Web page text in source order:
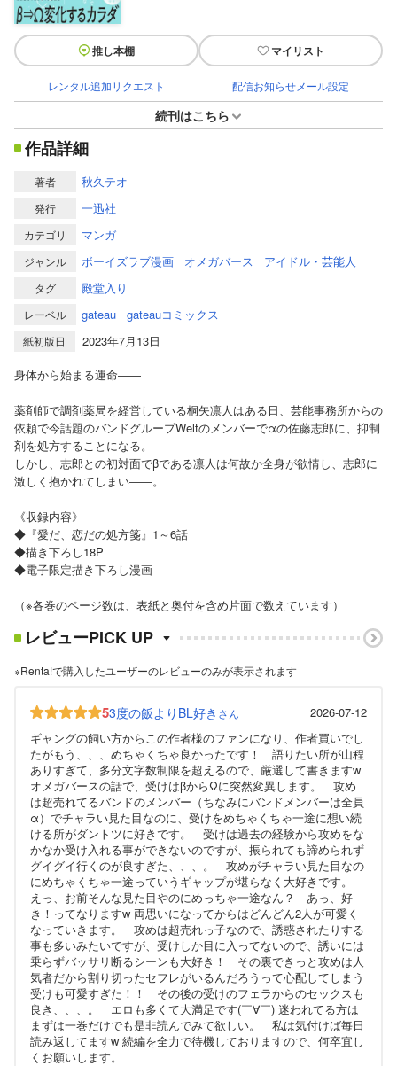
推し本棚 マイリスト
レンタル追加リクエスト 配信お知らせメール設定
続刊はこちら
作品詳細
著者 秋久テオ
発行 一迅社
カテゴリ マンガ
ジャンル ボーイズラブ漫画 オメガバース アイドル・芸能人
タグ 殿堂入り
レーベル gateau gateauコミックス
紙初版日
2023年7月13日
身体から始まる運命――
薬剤師で調剤薬局を経営している桐矢凛人はある日、芸能事務所からの
依頼で今話題のバンドグループWeltのメンバーでαの佐藤志郎に、抑制
剤を処方することになる。
しかし、志郎との初対面でβである凛人は何故か全身が欲情し、志郎に
激しく抱かれてしまい――。
《収録内容》
◆『愛だ、恋だの処方箋』1～6話
◆描き下ろし18P
◆電子限定描き下ろし漫画
（※各巻のページ数は、表紙と奥付を含め片面で数えています）
レビューPICK UP
※Renta!で購入したユーザーのレビューのみが表示されます
53度の飯よりBL好き さん
2026-07-12
ギャングの飼い方からこの作者様のファンになり、作者買いでし
たがもう、、、めちゃくちゃ良かったです！ 語りたい所が山程
ありすぎて、多分文字数制限を超えるので、厳選して書きますw
オメガバースの話で、受けはβからΩに突然変異します。 攻め
は超売れてるバンドのメンバー（ちなみにバンドメンバーは全員
α）でチャラい見た目なのに、受けをめちゃくちゃ一途に想い続
ける所がダントツに好きです。 受けは過去の経験から攻めをな
かなか受け入れる事ができないのですが、振られても諦められず
グイグイ行くのが良すぎた、、、。 攻めがチャラい見た目なの
にめちゃくちゃ一途っていうギャップが堪らなく大好きです。
えっ、お前そんな見た目やのにめっちゃ一途なん？ あっ、好
き！ってなりますw 両思いになってからはどんどん2人が可愛く
なっていきます。 攻めは超売れっ子なので、誘惑されたりする
事も多いみたいですが、受けしか目に入ってないので、誘いには
乗らずバッサリ断るシーンも大好き！ その裏できっと攻めは人
気者だから割り切ったセフレがいるんだろうって心配してしまう
受けも可愛すぎた！！ その後の受けのフェラからのセックスも
良き、、、。 エロも多くて大満足です(￣∀￣) 迷われてる方は
まずは一巻だけでも是非読んでみて欲しい。 私は気付けば毎日
読み返してますw 続編を全力で待機しておりますので、何卒宜し
くお願いします。